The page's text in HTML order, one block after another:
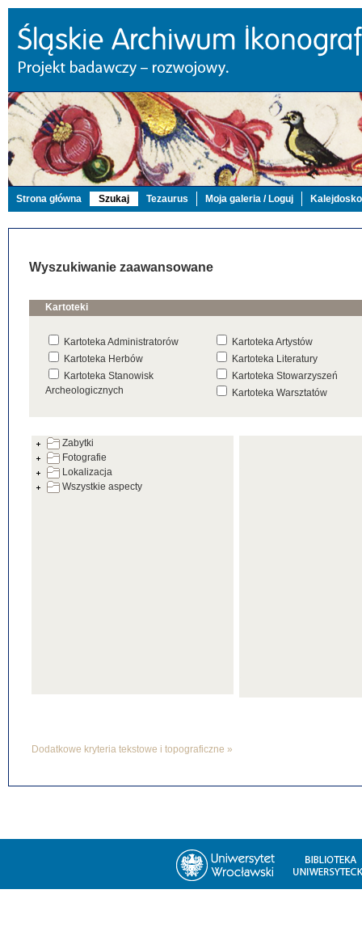
Strona główna Szukaj Tezaurus Moja galeria / Loguj
Wyszukiwanie zaawansowane
Kartoteki
Kartoteka Administratorów
Kartoteka Artystów
Kartoteka Herbów
Kartoteka Literatury
Kartoteka Stanowisk
Archeologicznych
Kartoteka Stowarzyszeń
Kartoteka Warsztatów
Zabytki
Fotografie
Lokalizacja
Wszystkie aspecty
Dodatkowe kryteria tekstowe i topograficzne »